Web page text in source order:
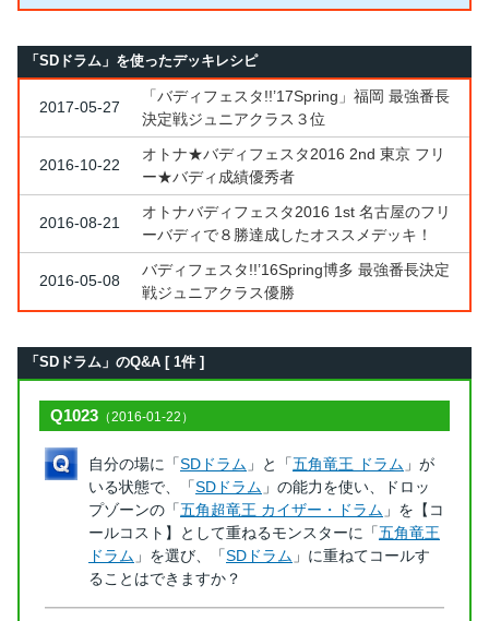
「SDドラム」を使ったデッキレシピ
2017-05-27
「バディフェスタ!!’17Spring」福岡 最強番長
決定戦ジュニアクラス３位
2016-10-22
オトナ★バディフェスタ2016 2nd 東京 フリ
ー★バディ成績優秀者
2016-08-21
オトナバディフェスタ2016 1st 名古屋のフリ
ーバディで８勝達成したオススメデッキ！
2016-05-08
バディフェスタ!!’16Spring博多 最強番長決定
戦ジュニアクラス優勝
「SDドラム」のQ&A [ 1件 ]
Q1023 （2016-01-22）
自分の場に「SDドラム 」と「五角竜王 ドラム 」が
いる状態で、「SDドラム 」の能力を使い、ドロッ
プゾーンの「五角超竜王 カイザー・ドラム 」を【コ
ールコスト】として重ねるモンスターに「五角竜王
ドラム 」を選び、「SDドラム 」に重ねてコールす
ることはできますか？